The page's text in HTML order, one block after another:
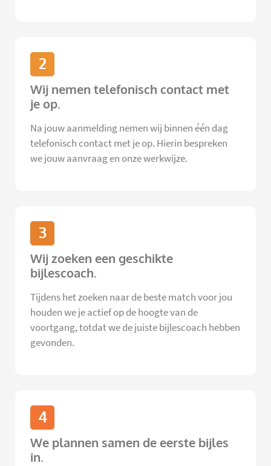
2
Wij nemen telefonisch contact met
je op.
Na jouw aanmelding nemen wij binnen één dag
telefonisch contact met je op. Hierin bespreken
we jouw aanvraag en onze werkwijze.
3
Wij zoeken een geschikte
bijlescoach.
Tijdens het zoeken naar de beste match voor jou
houden we je actief op de hoogte van de
voortgang, totdat we de juiste bijlescoach hebben
gevonden.
4
We plannen samen de eerste bijles
in.